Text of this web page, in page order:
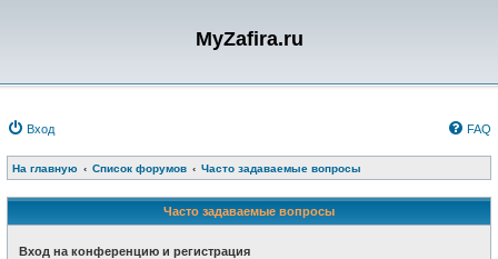
MyZafira.ru
Вход FAQ
На главную Список форумов Часто задаваемые вопросы
Часто задаваемые вопросы
Вход на конференцию и регистрация